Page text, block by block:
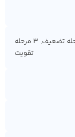
3 مرحله تضعیف, 3 مرحله
تقویت